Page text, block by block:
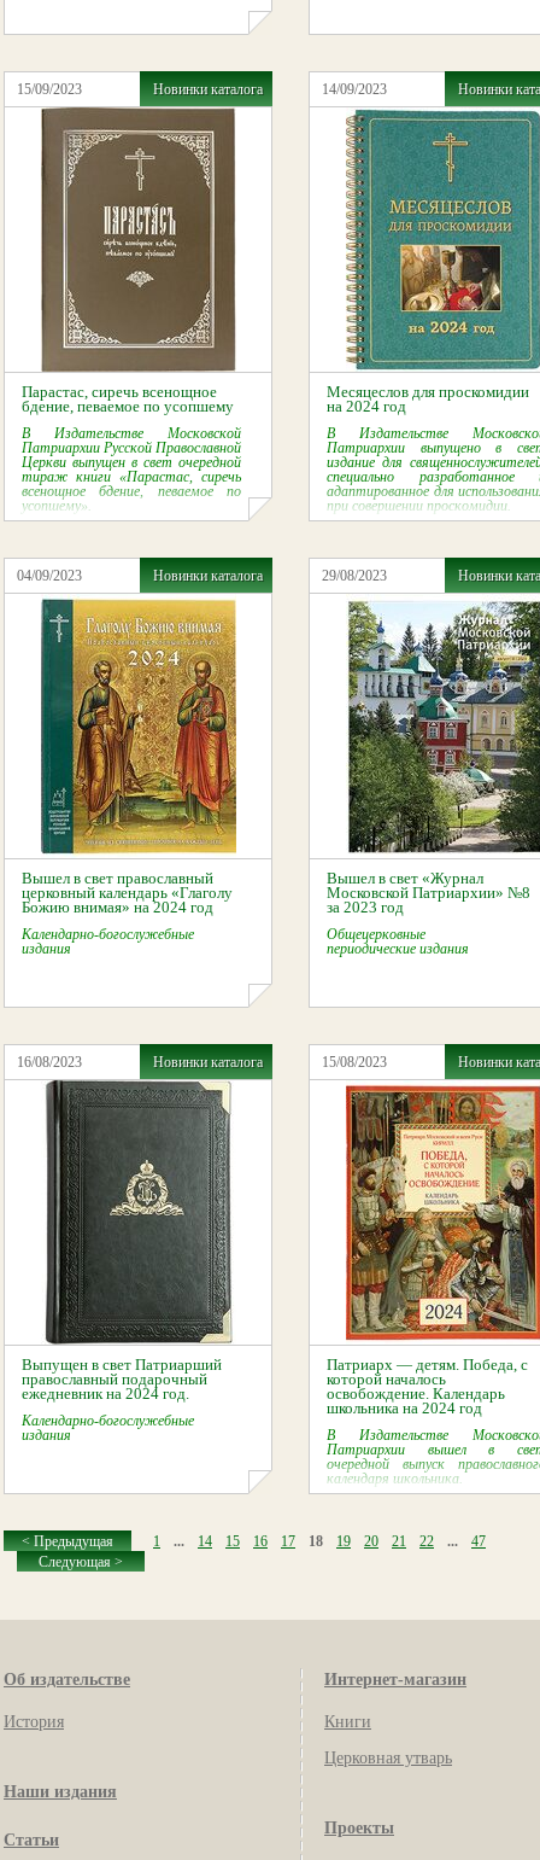
15/09/2023 Новинки каталога
Парастас, сиречь всенощное
бдение, певаемое по усопшему
В Издательстве Московской
Патриархии Русской Православной
Церкви выпущен в свет очередной
тираж книги «Парастас, сиречь
всенощное бдение, певаемое по
усопшему».
14/09/2023 Новинки
Месяцеслов для проскомидии
на 2024 год
В Издательстве
Патриархии выпущено в
издание для
специально разработанное
адаптированное для
при совершении проскомидии.
04/09/2023 Новинки каталога
Вышел в свет православный
церковный календарь «Глаголу
Божию внимая» на 2024 год
Календарно-богослужебные
издания
29/08/2023 Новинки
Вышел в свет «Журнал
Московской Патриархии» №8
за 2023 год
Общецерковные
периодические издания
16/08/2023 Новинки каталога
Выпущен в свет Патриарший
православный подарочный
ежедневник на 2024 год.
Календарно-богослужебные
издания
15/08/2023 Новинки
Патриарх — детям. Победа, с
которой началось
освобождение. Календарь
школьника на 2024 год
В Издательстве
Патриархии вышел в
очередной выпуск
календаря школьника.
< Предыдущая 1 ... 14 15 16 17 18 19 20 21 22 ...
47
Следующая >
Об издательстве
История
Наши издания
Статьи
Интернет-магазин
Книги
Церковная утварь
Проекты